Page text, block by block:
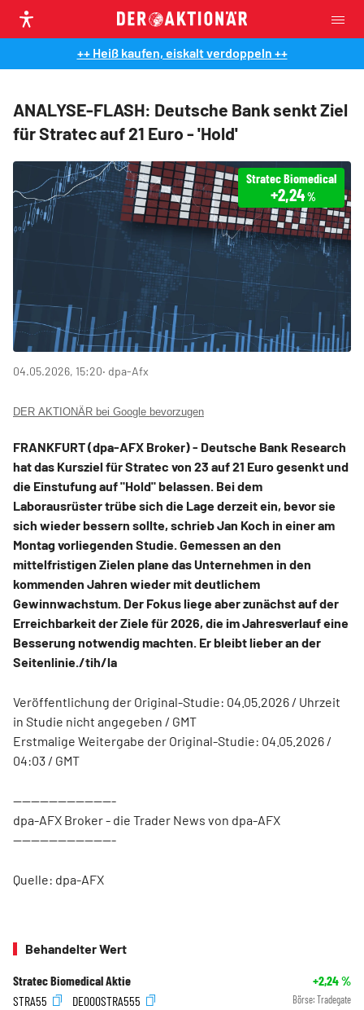
++ Heiß kaufen, eiskalt verdoppeln ++
ANALYSE-FLASH: Deutsche Bank senkt Ziel
für Stratec auf 21 Euro - 'Hold'
Stratec Biomedical
+2,24 %
04.05.2026, 15:20‧ dpa-Afx
DER AKTIONÄR bei Google bevorzugen
FRANKFURT (dpa-AFX Broker) - Deutsche Bank Research
hat das Kursziel für Stratec von 23 auf 21 Euro gesenkt und
die Einstufung auf "Hold" belassen. Bei dem
Laborausrüster trübe sich die Lage derzeit ein, bevor sie
sich wieder bessern sollte, schrieb Jan Koch in einer am
Montag vorliegenden Studie. Gemessen an den
mittelfristigen Zielen plane das Unternehmen in den
kommenden Jahren wieder mit deutlichem
Gewinnwachstum. Der Fokus liege aber zunächst auf der
Erreichbarkeit der Ziele für 2026, die im Jahresverlauf eine
Besserung notwendig machten. Er bleibt lieber an der
Seitenlinie./tih/la
Veröffentlichung der Original-Studie: 04.05.2026 / Uhrzeit
in Studie nicht angegeben / GMT
Erstmalige Weitergabe der Original-Studie: 04.05.2026 /
04:03 / GMT
-----------------------
dpa-AFX Broker - die Trader News von dpa-AFX
-----------------------
Quelle: dpa-AFX
Behandelter Wert
Stratec Biomedical Aktie +2,24%
STRA55
DE000STRA555 Börse: Tradegate